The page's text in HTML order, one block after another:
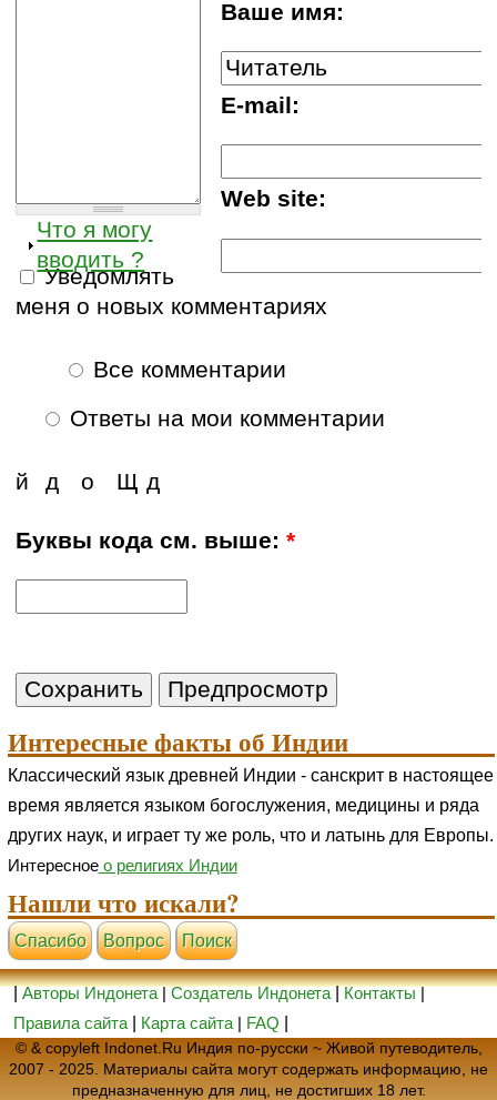
Ваше имя:
E-mail:
Web site:
Что я могу
вводить ?
Уведомлять
меня о новых комментариях
Все комментарии
Ответы на мои комментарии
й Щ
о
д д
Буквы кода см. выше:*
Интересные факты об Индии
Классический язык древней Индии - санскрит в настоящее
время является языком богослужения, медицины и ряда
других наук, и играет ту же роль, что и латынь для Европы.
Интересноео религиях Индии
Нашли что искали?
Cпасибо Вопрос Поиск
|Авторы Индонета|Создатель Индонета|Контакты|
Правила сайта
Карта сайта | FAQ
© & copyleft Indonet.Ru Индия по-русски ~ Живой путеводитель,
2007 - 2025. Материалы сайта могут содержать информацию, не
предназначенную для лиц, не достигших 18 лет.